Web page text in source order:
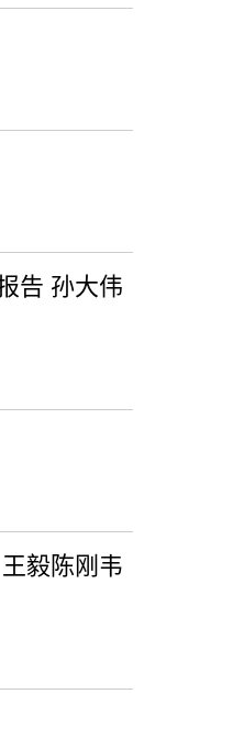
告 孙大伟
毅陈刚韦